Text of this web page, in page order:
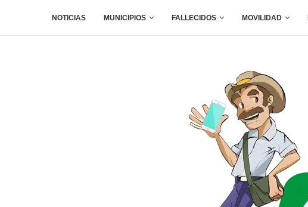
NOTICIAS MUNICIPIOS FALLECIDOS MOVILIDAD